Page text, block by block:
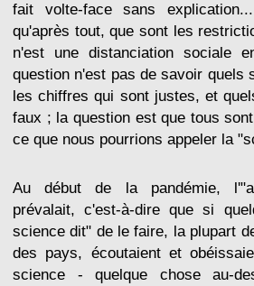
fait volte-face sans
qu'après tout, que sont les
n'est une distanciation sociale
question n'est pas de savoir quels
les chiffres qui sont justes, et
faux ; la question est que tous
ce que nous pourrions appeler la
Au début de la pandémie,
prévalait, c'est-à-dire que si
science dit" de le faire, la plupart
des pays, écoutaient et
science - quelque chose au-